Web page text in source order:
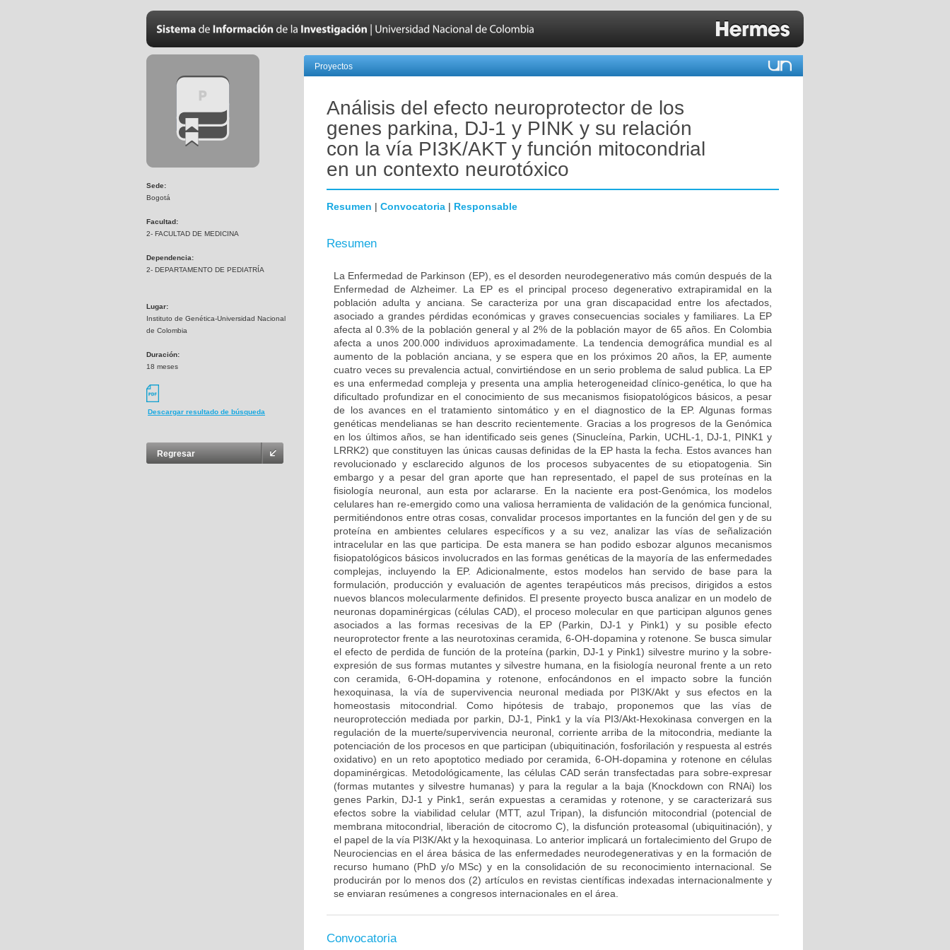
Sede:
Bogotá
Facultad:
2- FACULTAD DE MEDICINA
Dependencia:
2- DEPARTAMENTO DE PEDIATRÍA
Lugar:
Instituto de Genética-Universidad Nacional
de Colombia
Duración:
18 meses
Descargar resultado de búsqueda
Regresar
Proyectos
Análisis del efecto neuroprotector de los
genes parkina, DJ-1 y PINK y su relación
con la vía PI3K/AKT y función mitocondrial
en un contexto neurotóxico
Resumen | Convocatoria | Responsable
Resumen
La Enfermedad de Parkinson (EP), es el desorden neurodegenerativo más común después de la
Enfermedad de Alzheimer. La EP es el principal proceso degenerativo extrapiramidal en la
población adulta y anciana. Se caracteriza por una gran discapacidad entre los afectados,
asociado a grandes pérdidas económicas y graves consecuencias sociales y familiares. La EP
afecta al 0.3% de la población general y al 2% de la población mayor de 65 años. En Colombia
afecta a unos 200.000 individuos aproximadamente. La tendencia demográfica mundial es al
aumento de la población anciana, y se espera que en los próximos 20 años, la EP, aumente
cuatro veces su prevalencia actual, convirtiéndose en un serio problema de salud publica. La EP
es una enfermedad compleja y presenta una amplia heterogeneidad clínico-genética, lo que ha
dificultado profundizar en el conocimiento de sus mecanismos fisiopatológicos básicos, a pesar
de los avances en el tratamiento sintomático y en el diagnostico de la EP. Algunas formas
genéticas mendelianas se han descrito recientemente. Gracias a los progresos de la Genómica
en los últimos años, se han identificado seis genes (Sinucleína, Parkin, UCHL-1, DJ-1, PINK1 y
LRRK2) que constituyen las únicas causas definidas de la EP hasta la fecha. Estos avances han
revolucionado y esclarecido algunos de los procesos subyacentes de su etiopatogenia. Sin
embargo y a pesar del gran aporte que han representado, el papel de sus proteínas en la
fisiología neuronal, aun esta por aclararse. En la naciente era post-Genómica, los modelos
celulares han re-emergido como una valiosa herramienta de validación de la genómica funcional,
permitiéndonos entre otras cosas, convalidar procesos importantes en la función del gen y de su
proteína en ambientes celulares específicos y a su vez, analizar las vías de señalización
intracelular en las que participa. De esta manera se han podido esbozar algunos mecanismos
fisiopatológicos básicos involucrados en las formas genéticas de la mayoría de las enfermedades
complejas, incluyendo la EP. Adicionalmente, estos modelos han servido de base para la
formulación, producción y evaluación de agentes terapéuticos más precisos, dirigidos a estos
nuevos blancos molecularmente definidos. El presente proyecto busca analizar en un modelo de
neuronas dopaminérgicas (células CAD), el proceso molecular en que participan algunos genes
asociados a las formas recesivas de la EP (Parkin, DJ-1 y Pink1) y su posible efecto
neuroprotector frente a las neurotoxinas ceramida, 6-OH-dopamina y rotenone. Se busca simular
el efecto de perdida de función de la proteína (parkin, DJ-1 y Pink1) silvestre murino y la sobre-
expresión de sus formas mutantes y silvestre humana, en la fisiología neuronal frente a un reto
con ceramida, 6-OH-dopamina y rotenone, enfocándonos en el impacto sobre la función
hexoquinasa, la vía de supervivencia neuronal mediada por PI3K/Akt y sus efectos en la
homeostasis mitocondrial. Como hipótesis de trabajo, proponemos que las vías de
neuroprotección mediada por parkin, DJ-1, Pink1 y la vía PI3/Akt-Hexokinasa convergen en la
regulación de la muerte/supervivencia neuronal, corriente arriba de la mitocondria, mediante la
potenciación de los procesos en que participan (ubiquitinación, fosforilación y respuesta al estrés
oxidativo) en un reto apoptotico mediado por ceramida, 6-OH-dopamina y rotenone en células
dopaminérgicas. Metodológicamente, las células CAD serán transfectadas para sobre-expresar
(formas mutantes y silvestre humanas) y para la regular a la baja (Knockdown con RNAi) los
genes Parkin, DJ-1 y Pink1, serán expuestas a ceramidas y rotenone, y se caracterizará sus
efectos sobre la viabilidad celular (MTT, azul Tripan), la disfunción mitocondrial (potencial de
membrana mitocondrial, liberación de citocromo C), la disfunción proteasomal (ubiquitinación), y
el papel de la vía PI3K/Akt y la hexoquinasa. Lo anterior implicará un fortalecimiento del Grupo de
Neurociencias en el área básica de las enfermedades neurodegenerativas y en la formación de
recurso humano (PhD y/o MSc) y en la consolidación de su reconocimiento internacional. Se
producirán por lo menos dos (2) artículos en revistas científicas indexadas internacionalmente y
se enviaran resúmenes a congresos internacionales en el área.
Convocatoria